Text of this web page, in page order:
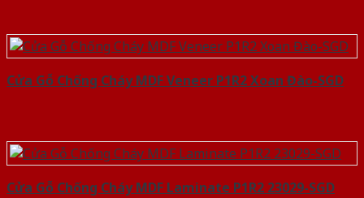
Cửa Gỗ Chống Cháy MDF Veneer P1R2 Xoan Đào-SGD
Cửa Gỗ Chống Cháy MDF Laminate P1R2 23029-SGD